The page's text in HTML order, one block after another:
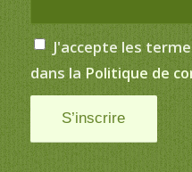
J'accepte les
dans la Politique de